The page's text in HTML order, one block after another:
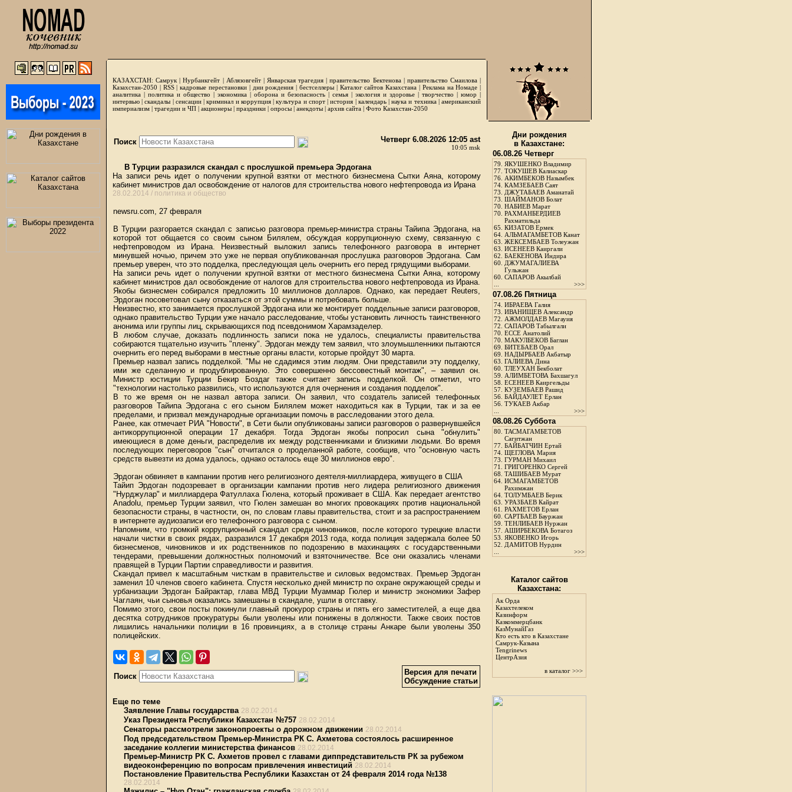
КАЗАХСТАН: Самрук |Нурбанкгейт | Аблязовгейт| Январская трагедия |правительство Бектенова| правительство Смаилова|
Казахстан-2050 | RSS|кадровые перестановки| дни рождения | бестселлеры| Каталог сайтов Казахстана | Реклама на Номаде |
аналитика | политика и общество | экономика | оборона и безопасность | семья | экология и здоровье | творчество | юмор |
интервью |скандалы | сенсации|криминал и коррупция|культура и спорт|история | календарь|наука и техника|американский
империализм | трагедии и ЧП | акционеры | праздники | опросы | анекдоты | архив сайта | Фото Казахстан-2050
Поиск Четверг 6.08.2026 12:05 ast
10:05 msk
В Турции разразился скандал с прослушкой премьера Эрдогана
На записи речь идет о получении крупной взятки от местного бизнесмена Сытки Аяна, которому
кабинет министров дал освобождение от налогов для строительства нового нефтепровода из Ирана
28.02.2014 / политика и общество
newsru.com, 27 февраля
В Турции разгорается скандал с записью разговора премьер-министра страны Тайипа Эрдогана, на
которой тот общается со своим сыном Билялем, обсуждая коррупционную схему, связанную с
нефтепроводом из Ирана. Неизвестный выложил запись телефонного разговора в интернет
минувшей ночью, причем это уже не первая опубликованная прослушка разговоров Эрдогана. Сам
премьер уверен, что это подделка, преследующая цель очернить его перед грядущими выборами.
На записи речь идет о получении крупной взятки от местного бизнесмена Сытки Аяна, которому
кабинет министров дал освобождение от налогов для строительства нового нефтепровода из Ирана.
Якобы бизнесмен собирался предложить 10 миллионов долларов. Однако, как передает Reuters,
Эрдоган посоветовал сыну отказаться от этой суммы и потребовать больше.
Неизвестно, кто занимается прослушкой Эрдогана или же монтирует поддельные записи разговоров,
однако правительство Турции уже начало расследование, чтобы установить личность таинственного
анонима или группы лиц, скрывающихся под псевдонимом Харамзаделер.
В любом случае, доказать подлинность записи пока не удалось, специалисты правительства
собираются тщательно изучить "пленку". Эрдоган между тем заявил, что злоумышленники пытаются
очернить его перед выборами в местные органы власти, которые пройдут 30 марта.
Премьер назвал запись подделкой. "Мы не сдадимся этим людям. Они представили эту подделку,
ими же сделанную и продублированную. Это совершенно бессовестный монтаж", – заявил он.
Министр юстиции Турции Бекир Боздаг также считает запись подделкой. Он отметил, что
"технологии настолько развились, что используются для очернения и создания подделок".
В то же время он не назвал автора записи. Он заявил, что создатель записей телефонных
разговоров Тайипа Эрдогана с его сыном Билялем может находиться как в Турции, так и за ее
пределами, и призвал международные организации помочь в расследовании этого дела.
Ранее, как отмечает РИА "Новости", в Сети были опубликованы записи разговоров о развернувшейся
антикоррупционной операции 17 декабря. Тогда Эрдоган якобы попросил сына "обнулить"
имеющиеся в доме деньги, распределив их между родственниками и близкими людьми. Во время
последующих переговоров "сын" отчитался о проделанной работе, сообщив, что "основную часть
средств вывезти из дома удалось, однако осталось еще 30 миллионов евро".
Эрдоган обвиняет в кампании против него религиозного деятеля-миллиардера, живущего в США
Тайип Эрдоган подозревает в организации кампании против него лидера религиозного движения
"Нурджулар" и миллиардера Фатуллаха Гюлена, который проживает в США. Как передает агентство
Anadolu, премьер Турции заявил, что Гюлен замешан во многих провокациях против национальной
безопасности страны, в частности, он, по словам главы правительства, стоит и за распространением
в интернете аудиозаписи его телефонного разговора с сыном.
Напомним, что громкий коррупционный скандал среди чиновников, после которого турецкие власти
начали чистки в своих рядах, разразился 17 декабря 2013 года, когда полиция задержала более 50
бизнесменов, чиновников и их родственников по подозрению в махинациях с государственными
тендерами, превышении должностных полномочий и взяточничестве. Все они оказались членами
правящей в Турции Партии справедливости и развития.
Скандал привел к масштабным чисткам в правительстве и силовых ведомствах. Премьер Эрдоган
заменил 10 членов своего кабинета. Спустя несколько дней министр по охране окружающей среды и
урбанизации Эрдоган Байрактар, глава МВД Турции Муаммар Гюлер и министр экономики Зафер
Чаглаян, чьи сыновья оказались замешаны в скандале, ушли в отставку.
Помимо этого, свои посты покинули главный прокурор страны и пять его заместителей, а еще два
десятка сотрудников прокуратуры были уволены или понижены в должности. Также своих постов
лишились начальники полиции в 16 провинциях, а в столице страны Анкаре были уволены 350
полицейских.
Поиск
Версия для печати
Обсуждение статьи
Еще по теме
Заявление Главы государства 28.02.2014
Указ Президента Республики Казахстан №757 28.02.2014
Сенаторы рассмотрели законопроекты о дорожном движении 28.02.2014
Под председательством Премьер-Министра РК С. Ахметова состоялось расширенное
заседание коллегии министерства финансов 28.02.2014
Премьер-Министр РК С. Ахметов провел с главами диппредставительств РК за рубежом
видеоконференцию по вопросам привлечения инвестиций 28.02.2014
Постановление Правительства Республики Казахстан от 24 февраля 2014 года №138
28.02.2014
Дни рождения
в Казахстане:
06.08.26 Четверг
79. ЯКУШЕНКО Владимир
77. ТОКУШЕВ Калиаскар
76. АКИМБЕКОВ Назымбек
74. КАМЗЕБАЕВ Саят
73. ДЖУТАБАЕВ Аманатай
73. ШАЙМАНОВ Болат
70. НАБИЕВ Марат
70. РАХМАНБЕРДИЕВ
Рахматильда
65. КИЗАТОВ Ермек
64. АЛЬМАГАМБЕТОВ Канат
63. ЖЕКСЕМБАЕВ Толеужан
63. ИСЕНЕЕВ Каиргали
62. БАЕКЕНОВА Индира
60. ДЖУМАГАЛИЕВА
Гульжан
60. САПАРОВ Акылбай
>>>
07.08.26 Пятница
74. ИБРАЕВА Галия
73. ИВАНИЩЕВ Александр
72. АЖМОЛДАЕВ Магауия
72. САПАРОВ Табылгали
70. ЕССЕ Анатолий
70. МАКУЛБЕКОВ Баглан
69. БИТЕБАЕВ Орал
69. НАДЫРБАЕВ Акбатыр
63. ГАЛИЕВА Дина
60. ТЛЕУХАН Бекболат
59. АЛИМБЕТОВА Бахшагул
58. ЕСЕНЕЕВ Каиргельды
57. КУЗЕМБАЕВ Рашид
56. БАЙДАУЛЕТ Ерлан
56. ТУКАЕВ Акбар
>>>
08.08.26 Суббота
80. ТАСМАГАМБЕТОВ
Сагитжан
77. БАЙБАТЧИН Ертай
74. ЩЕГЛОВА Мария
73. ГУРМАН Михаил
71. ГРИГОРЕНКО Сергей
68. ТАШИБАЕВ Мурат
64. ИСМАГАМБЕТОВ
Рахимжан
64. ТОЛУМБАЕВ Берик
63. УРАЗБАЕВ Кайрат
61. РАХМЕТОВ Ерлан
60. САРТБАЕВ Бауржан
59. ТЕНЛИБАЕВ Нуржан
57. АШИРБЕКОВА Ботагоз
53. ЯКОВЕНКО Игорь
52. ДАМИТОВ Нурдин
>>>
Каталог сайтов
Казахстана:
Ак Орда
Казахтелеком
Казинформ
Казкоммерцбанк
КазМунайГаз
Кто есть кто в Казахстане
Самрук-Казына
Tengrinews
ЦентрАзия
в каталог >>>